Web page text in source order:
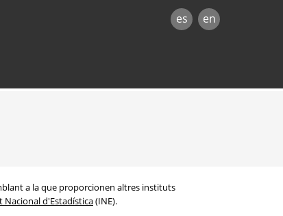
es en
a la que proporcionen altres instituts
Nacional d'Estadística(INE).